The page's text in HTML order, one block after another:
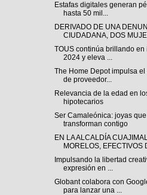
Estafas digitales generan
hasta 50 mil...
DERIVADO DE UNA
CIUDADANA, DOS
TOUS continúa brillando en
2024 y eleva ...
The Home Depot impulsa
de proveedor...
Relevancia de la edad en
hipotecarios
Ser Camaleónica: joyas que
transforman contigo
EN LA ALCALDÍA
MORELOS, EFECTIVOS
Impulsando la libertad
expresión en ...
Globant colabora con
para lanzar una ...